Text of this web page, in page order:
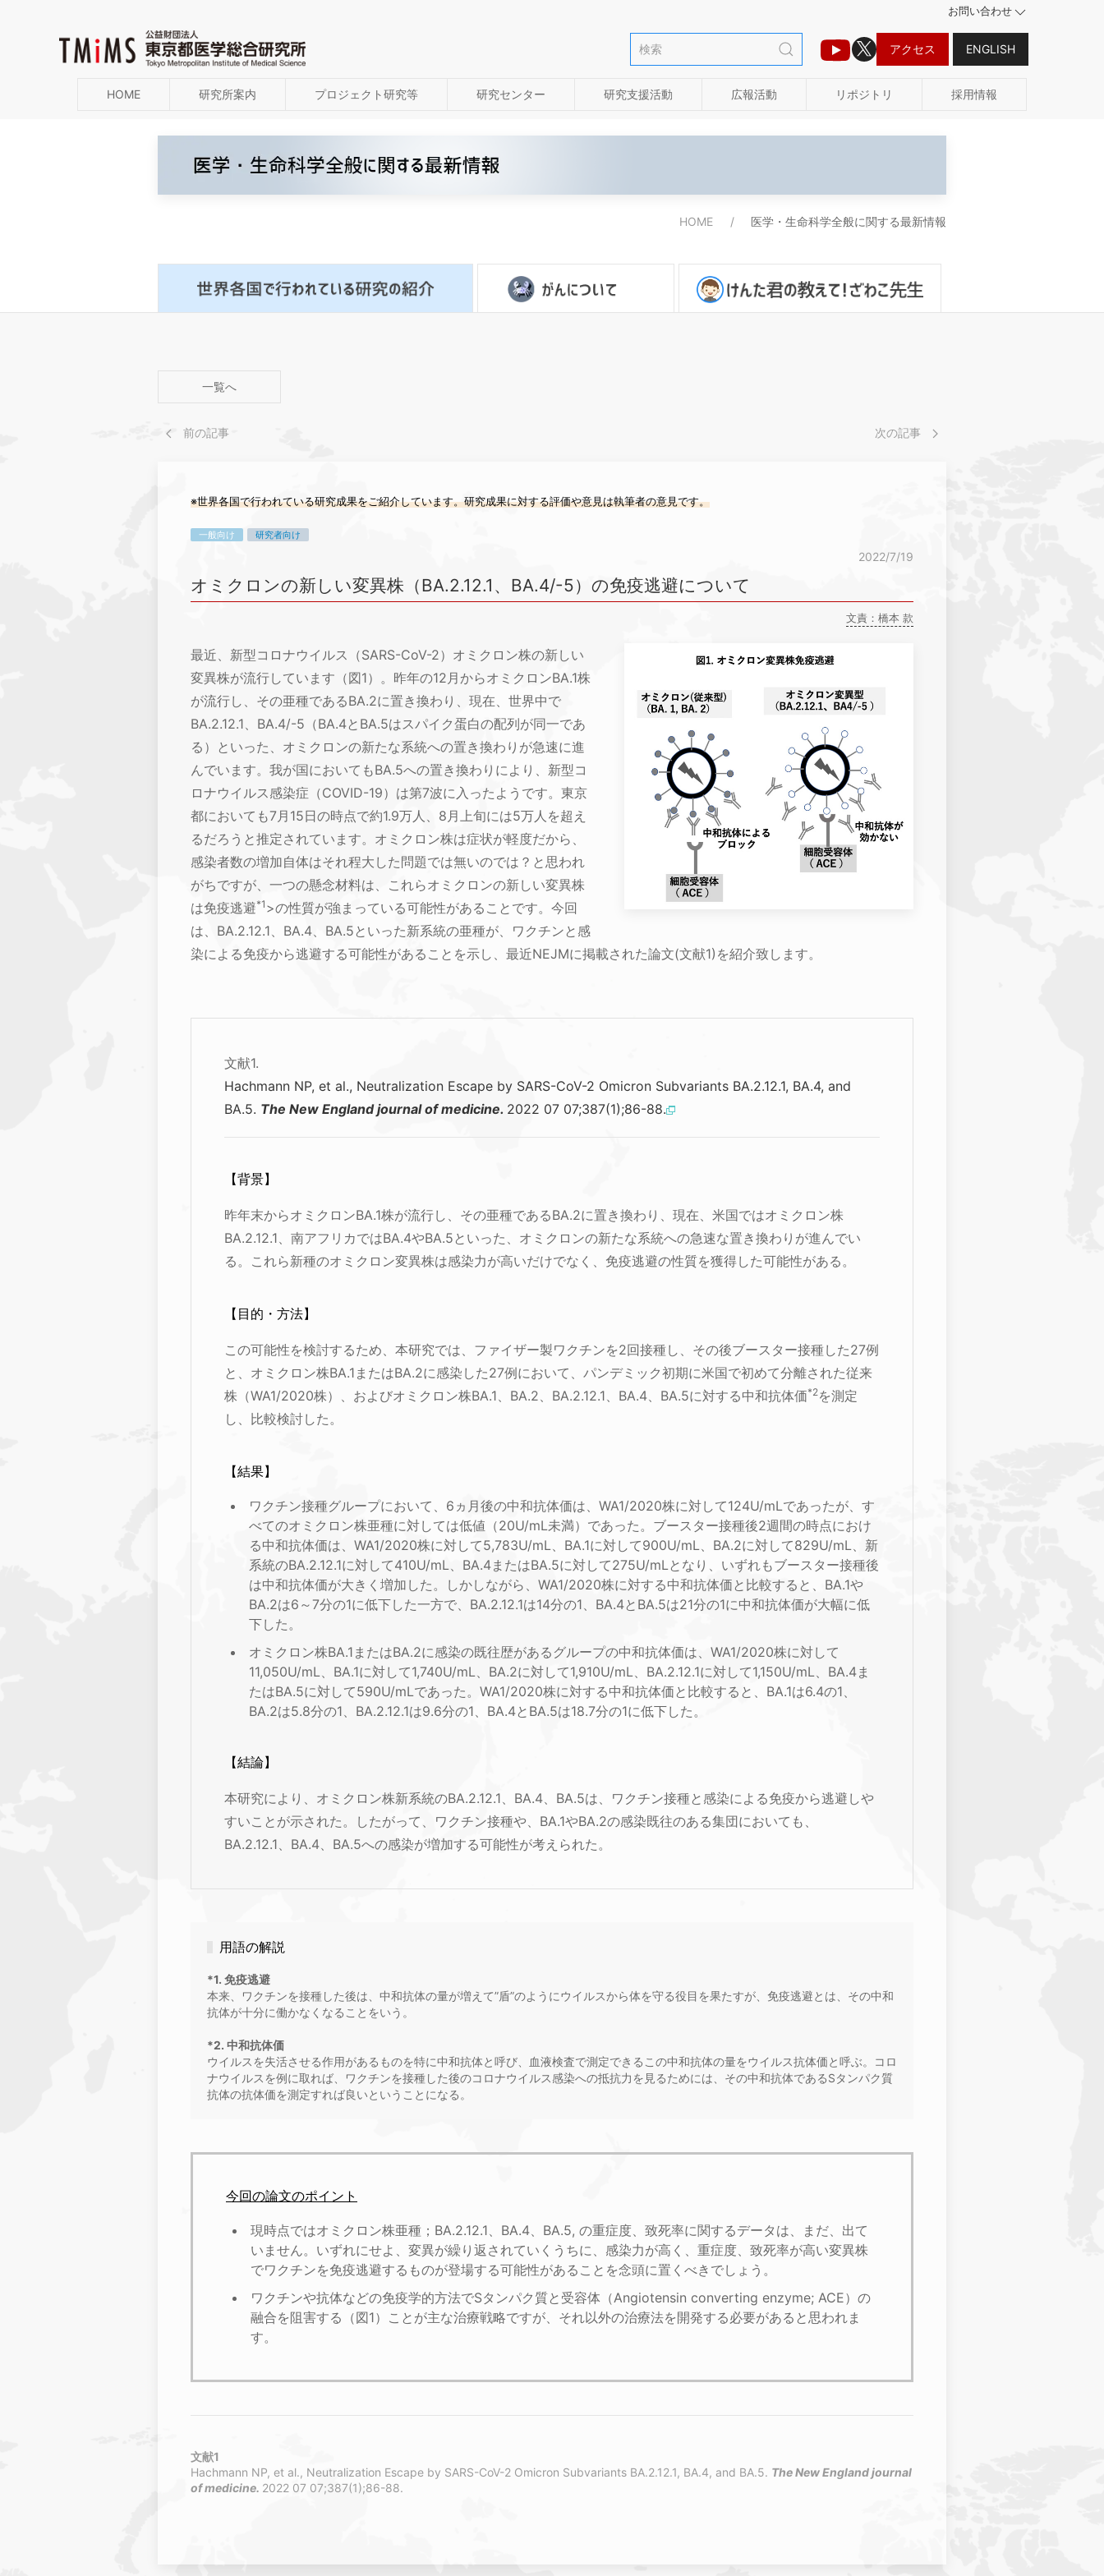
お問い合わせ
アクセス ENGLISH
HOME 研究所案内 プロジェクト研究等 研究センター 研究支援活動 広報活動 リポジトリ 採用情報
HOME 医学・生命科学全般に関する最新情報
一覧へ
前の記事 次の記事
※世界各国で行われている研究成果をご紹介しています。研究成果に対する評価や意見は執筆者の意見です。
一般向け 研究者向け
2022/7/19
オミクロンの新しい変異株（BA.2.12.1、BA.4/-5）の免疫逃避について
文責：橋本 款
最近、新型コロナウイルス（SARS-CoV-2）オミクロン株の新しい
変異株が流行しています（図1）。昨年の12月からオミクロンBA.1株
が流行し、その亜種であるBA.2に置き換わり、現在、世界中で
BA.2.12.1、BA.4/-5（BA.4とBA.5はスパイク蛋白の配列が同一であ
る）といった、オミクロンの新たな系統への置き換わりが急速に進
んでいます。我が国においてもBA.5への置き換わりにより、新型コ
ロナウイルス感染症（COVID-19）は第7波に入ったようです。東京
都においても7月15日の時点で約1.9万人、8月上旬には5万人を超え
るだろうと推定されています。オミクロン株は症状が軽度だから、
感染者数の増加自体はそれ程大した問題では無いのでは？と思われ
がちですが、一つの懸念材料は、これらオミクロンの新しい変異株
は免疫逃避*1 >の性質が強まっている可能性があることです。今回
は、BA.2.12.1、BA.4、BA.5といった新系統の亜種が、ワクチンと感
染による免疫から逃避する可能性があることを示し、最近NEJMに掲載された論文(文献1)を紹介致します。
文献1.
Hachmann NP, et al., Neutralization Escape by SARS-CoV-2 Omicron Subvariants BA.2.12.1, BA.4, and
BA.5. The New England journal of medicine. 2022 07 07;387(1);86-88.
【背景】
昨年末からオミクロンBA.1株が流行し、その亜種であるBA.2に置き換わり、現在、米国ではオミクロン株
BA.2.12.1、南アフリカではBA.4やBA.5といった、オミクロンの新たな系統への急速な置き換わりが進んでい
る。これら新種のオミクロン変異株は感染力が高いだけでなく、免疫逃避の性質を獲得した可能性がある。
【目的・方法】
この可能性を検討するため、本研究では、ファイザー製ワクチンを2回接種し、その後ブースター接種した27例
と、オミクロン株BA.1またはBA.2に感染した27例において、パンデミック初期に米国で初めて分離された従来
株（WA1/2020株）、およびオミクロン株BA.1、BA.2、BA.2.12.1、BA.4、BA.5に対する中和抗体価*2を測定
し、比較検討した。
【結果】
ワクチン接種グループにおいて、6ヵ月後の中和抗体価は、WA1/2020株に対して124U/mLであったが、す
べてのオミクロン株亜種に対しては低値（20U/mL未満）であった。ブースター接種後2週間の時点におけ
る中和抗体価は、WA1/2020株に対して5,783U/mL、BA.1に対して900U/mL、BA.2に対して829U/mL、新
系統のBA.2.12.1に対して410U/mL、BA.4またはBA.5に対して275U/mLとなり、いずれもブースター接種後
は中和抗体価が大きく増加した。しかしながら、WA1/2020株に対する中和抗体価と比較すると、BA.1や
BA.2は6～7分の1に低下した一方で、BA.2.12.1は14分の1、BA.4とBA.5は21分の1に中和抗体価が大幅に低
下した。
オミクロン株BA.1またはBA.2に感染の既往歴があるグループの中和抗体価は、WA1/2020株に対して
11,050U/mL、BA.1に対して1,740U/mL、BA.2に対して1,910U/mL、BA.2.12.1に対して1,150U/mL、BA.4ま
たはBA.5に対して590U/mLであった。WA1/2020株に対する中和抗体価と比較すると、BA.1は6.4の1、
BA.2は5.8分の1、BA.2.12.1は9.6分の1、BA.4とBA.5は18.7分の1に低下した。
【結論】
本研究により、オミクロン株新系統のBA.2.12.1、BA.4、BA.5は、ワクチン接種と感染による免疫から逃避しや
すいことが示された。したがって、ワクチン接種や、BA.1やBA.2の感染既往のある集団においても、
BA.2.12.1、BA.4、BA.5への感染が増加する可能性が考えられた。
用語の解説
*1. 免疫逃避
本来、ワクチンを接種した後は、中和抗体の量が増えて”盾”のようにウイルスから体を守る役目を果たすが、免疫逃避とは、その中和
抗体が十分に働かなくなることをいう。
*2. 中和抗体価
ウイルスを失活させる作用があるものを特に中和抗体と呼び、血液検査で測定できるこの中和抗体の量をウイルス抗体価と呼ぶ。コロ
ナウイルスを例に取れば、ワクチンを接種した後のコロナウイルス感染への抵抗力を見るためには、その中和抗体であるSタンパク質
抗体の抗体価を測定すれば良いということになる。
今回の論文のポイント
現時点ではオミクロン株亜種；BA.2.12.1、BA.4、BA.5, の重症度、致死率に関するデータは、まだ、出て
いません。いずれにせよ、変異が繰り返されていくうちに、感染力が高く、重症度、致死率が高い変異株
でワクチンを免疫逃避するものが登場する可能性があることを念頭に置くべきでしょう。
ワクチンや抗体などの免疫学的方法でSタンパク質と受容体（Angiotensin converting enzyme; ACE）の
融合を阻害する（図1）ことが主な治療戦略ですが、それ以外の治療法を開発する必要があると思われま
す。
文献1
Hachmann NP, et al., Neutralization Escape by SARS-CoV-2 Omicron Subvariants BA.2.12.1, BA.4, and BA.5. The New England journal
of medicine. 2022 07 07;387(1);86-88.